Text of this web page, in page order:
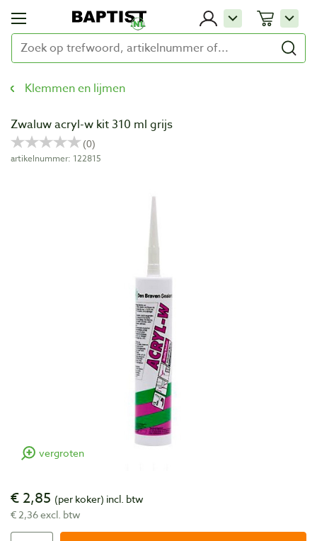
Klemmen en lijmen
Zwaluw acryl-w kit 310 ml grijs
artikelnummer: 122815
vergroten
€ 2,85 (per koker) incl. btw
€ 2,36 excl. btw